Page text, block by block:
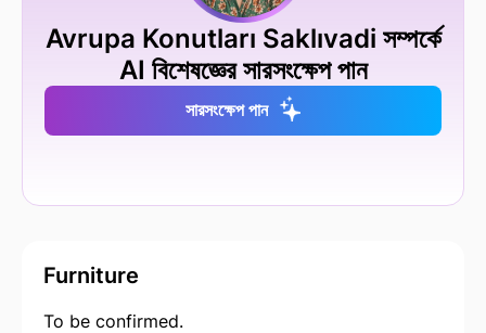
Avrupa Konutları Saklıvadi সম্পর্কে
AI বিশেষজ্ঞের সারসংক্ষেপ পান
সারসংক্ষেপ পান
Furniture
To be confirmed.